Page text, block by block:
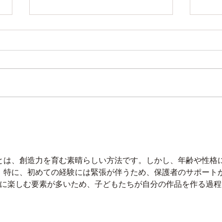
6月限定のキャンペーン
、創造力を育む素晴らしい方法です。しかし、年齢や性格
に、初めての経験には緊張が伴うため、保護者のサポート
楽しむ要素が多いため、子どもたちが自分の作品を作る過